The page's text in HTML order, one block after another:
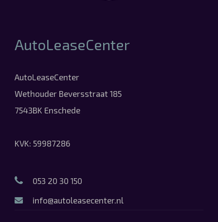
AutoLeaseCenter
AutoLeaseCenter
Wethouder Beversstraat 185
7543BK Enschede
KVK: 59987286
053 20 30 150
info@autoleasecenter.nl